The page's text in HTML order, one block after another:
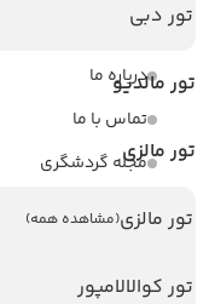
تور دبی
تور مالدیو
تور مالزی
تور مالزی(مشاهده همه)
تور کوالالامپور
ویزا کانادا
درباره ما
تماس با ما
مجله گردشگری
هتل های پر بازدید
هتل های آنتالیا